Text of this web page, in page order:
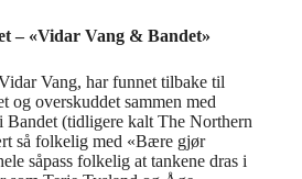
– «Vidar Vang & Bandet»
Vang, har funnet tilbake til
og overskuddet sammen med
Bandet (tidligere kalt The Northern
så folkelig med «Bære gjør
såpass folkelig at tankene dras i